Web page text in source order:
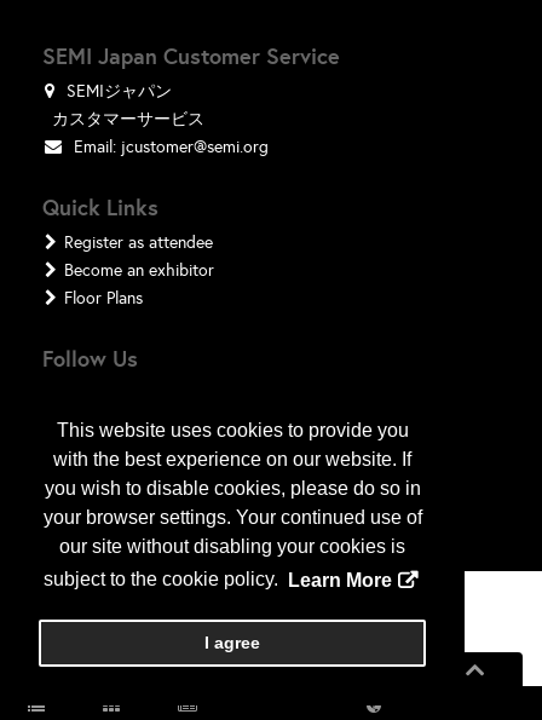
This website uses cookies to provide you
with the best experience on our website. If
you wish to disable cookies, please do so in
your browser settings. Your continued use of
our site without disabling your cookies is
subject to the cookie policy.
Learn More
I agree
SEMI Japan Customer Service
SEMIジャパン
カスタマーサービス
Email: jcustomer@semi.org
Quick Links
Register as attendee
Become an exhibitor
Floor Plans
Follow Us